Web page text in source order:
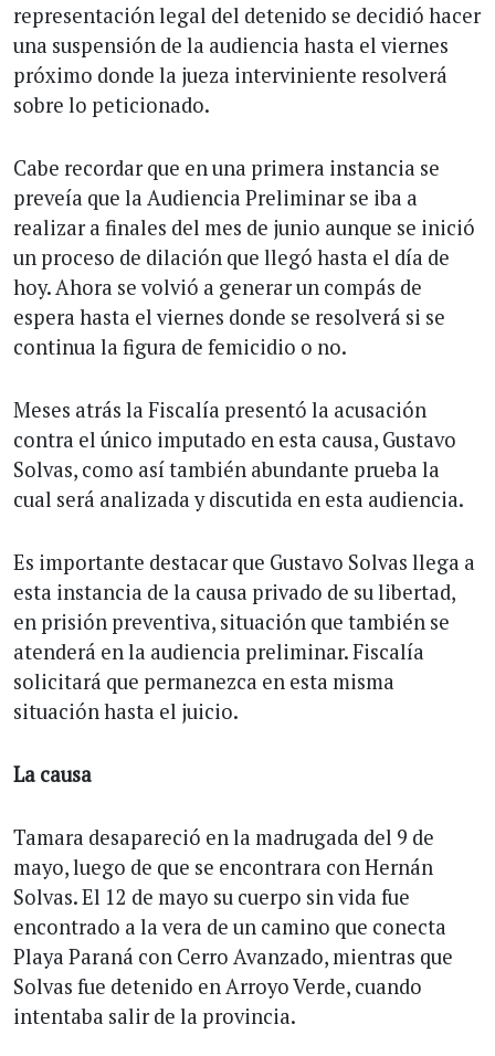
representación legal del detenido se decidió hacer
una suspensión de la audiencia hasta el viernes
próximo donde la jueza interviniente resolverá
sobre lo peticionado.
Cabe recordar que en una primera instancia se
preveía que la Audiencia Preliminar se iba a
realizar a finales del mes de junio aunque se inició
un proceso de dilación que llegó hasta el día de
hoy. Ahora se volvió a generar un compás de
espera hasta el viernes donde se resolverá si se
continua la figura de femicidio o no.
Meses atrás la Fiscalía presentó la acusación
contra el único imputado en esta causa, Gustavo
Solvas, como así también abundante prueba la
cual será analizada y discutida en esta audiencia.
Es importante destacar que Gustavo Solvas llega a
esta instancia de la causa privado de su libertad,
en prisión preventiva, situación que también se
atenderá en la audiencia preliminar. Fiscalía
solicitará que permanezca en esta misma
situación hasta el juicio.
La causa
Tamara desapareció en la madrugada del 9 de
mayo, luego de que se encontrara con Hernán
Solvas. El 12 de mayo su cuerpo sin vida fue
encontrado a la vera de un camino que conecta
Playa Paraná con Cerro Avanzado, mientras que
Solvas fue detenido en Arroyo Verde, cuando
intentaba salir de la provincia.